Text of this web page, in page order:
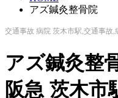
アズ鍼灸整骨院
交通事故 病院 茨木市駅,交通事故,
アズ鍼灸整
阪急 茨木市